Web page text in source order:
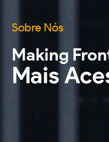
Sobre Nós
Making
Mais